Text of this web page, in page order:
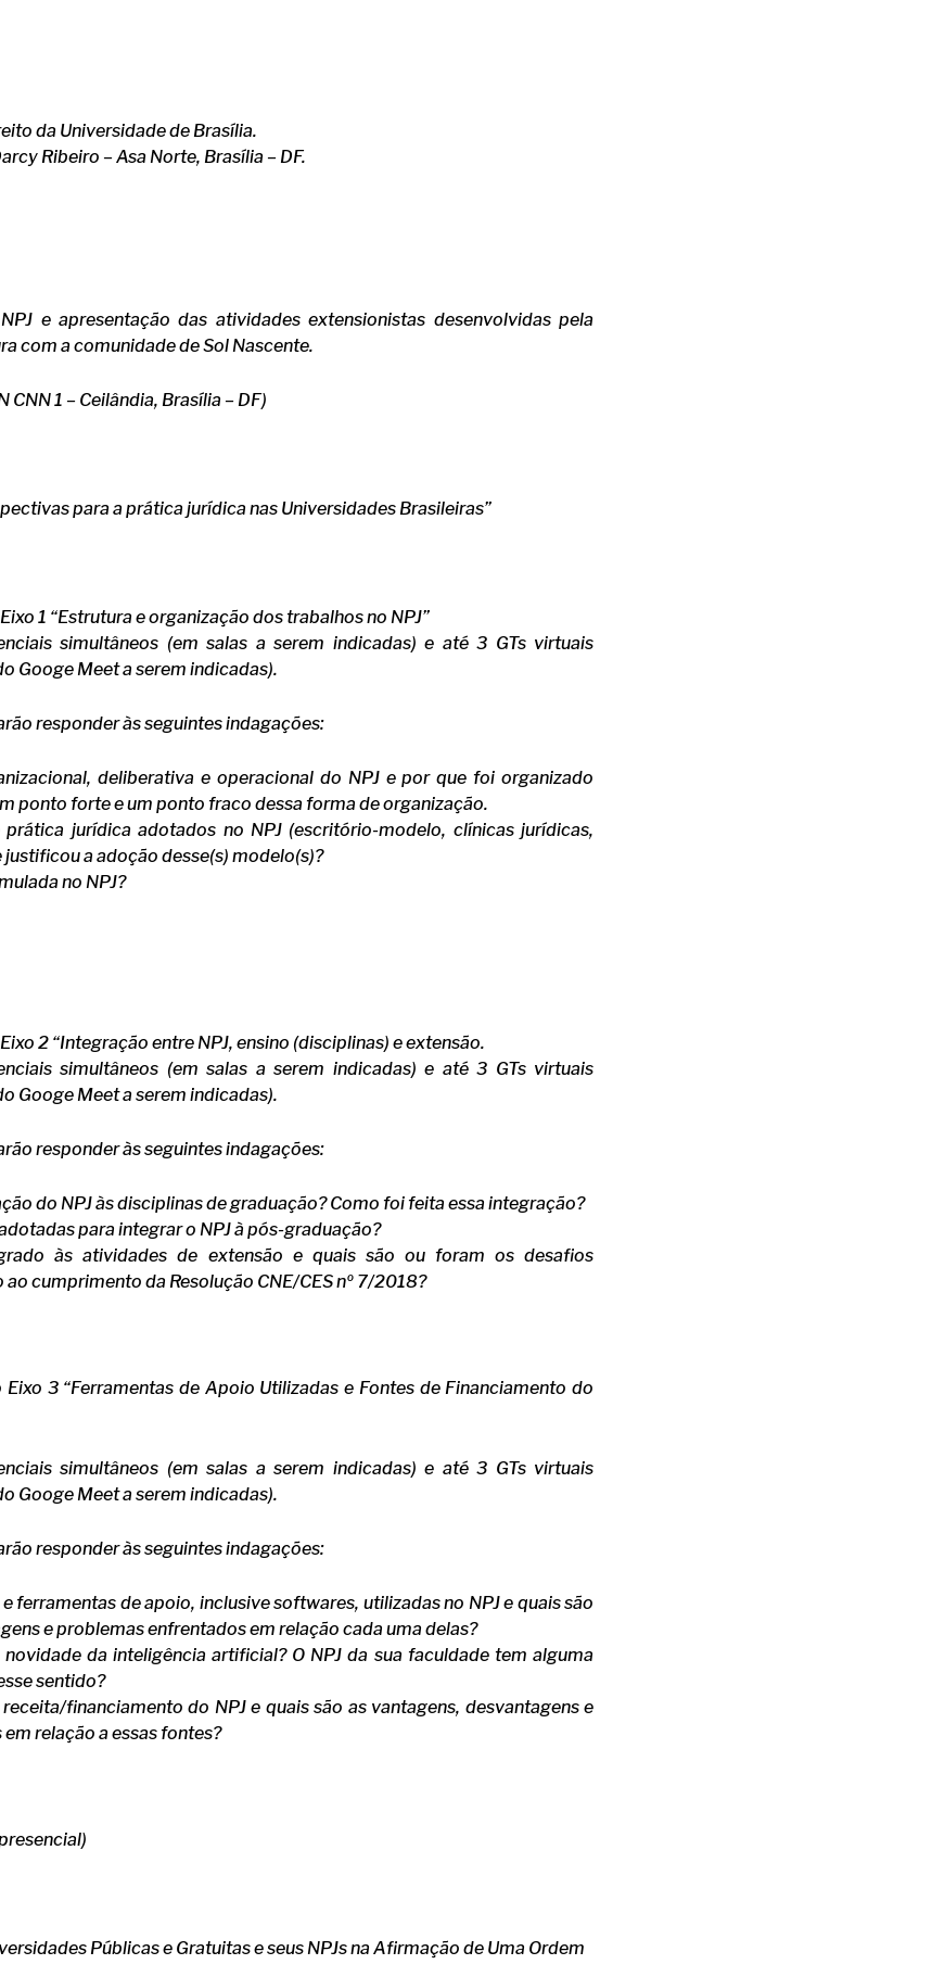
da Universidade de Brasília.
Ribeiro – Asa Norte, Brasília – DF.
e apresentação das atividades extensionistas desenvolvidas pela
com a comunidade de Sol Nascente.
CNN 1 – Ceilândia, Brasília – DF)
para a prática jurídica nas Universidades Brasileiras”
1 “Estrutura e organização dos trabalhos no NPJ”
simultâneos (em salas a serem indicadas) e até 3 GTs virtuais
Googe Meet a serem indicadas).
responder às seguintes indagações:
deliberativa e operacional do NPJ e por que foi organizado
ponto forte e um ponto fraco dessa forma de organização.
jurídica adotados no NPJ (escritório-modelo, clínicas jurídicas,
justificou a adoção desse(s) modelo(s)?
no NPJ?
2 “Integração entre NPJ, ensino (disciplinas) e extensão.
simultâneos (em salas a serem indicadas) e até 3 GTs virtuais
Googe Meet a serem indicadas).
responder às seguintes indagações:
do NPJ às disciplinas de graduação? Como foi feita essa integração?
para integrar o NPJ à pós-graduação?
às atividades de extensão e quais são ou foram os desafios
cumprimento da Resolução CNE/CES nº 7/2018?
3 “Ferramentas de Apoio Utilizadas e Fontes de Financiamento do
simultâneos (em salas a serem indicadas) e até 3 GTs virtuais
Googe Meet a serem indicadas).
responder às seguintes indagações:
ferramentas de apoio, inclusive softwares, utilizadas no NPJ e quais são
e problemas enfrentados em relação cada uma delas?
da inteligência artificial? O NPJ da sua faculdade tem alguma
sentido?
financiamento do NPJ e quais são as vantagens, desvantagens e
relação a essas fontes?
Públicas e Gratuitas e seus NPJs na Afirmação de Uma Ordem